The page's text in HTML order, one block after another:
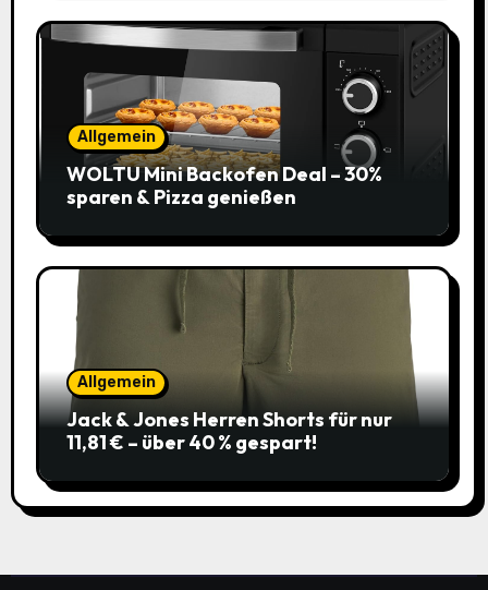
Allgemein
WOLTU Mini Backofen Deal – 30%
sparen & Pizza genießen
Allgemein
Jack & Jones Herren Shorts für nur
11,81 € – über 40 % gespart!